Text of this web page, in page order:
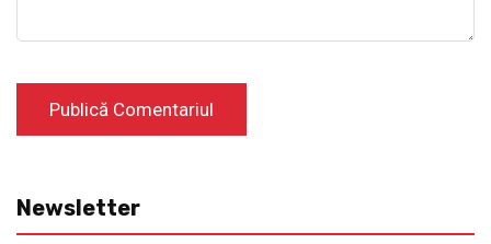
Newsletter